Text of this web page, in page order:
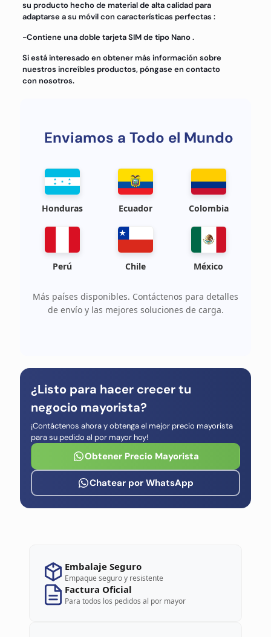
su producto hecho de material de alta calidad para
adaptarse a su móvil con características perfectas :
-Contiene una doble tarjeta SIM de tipo Nano .
Si está interesado en obtener más información sobre
nuestros increíbles productos, póngase en contacto
con nosotros.
Enviamos a Todo el Mundo
Honduras Ecuador Colombia
Perú Chile México
Más países disponibles. Contáctenos para detalles
de envío y las mejores soluciones de carga.
¿Listo para hacer crecer tu
negocio mayorista?
¡Contáctenos ahora y obtenga el mejor precio mayorista
para su pedido al por mayor hoy!
Obtener Precio Mayorista
Chatear por WhatsApp
Embalaje Seguro
Empaque seguro y resistente
Factura Oficial
Para todos los pedidos al por mayor